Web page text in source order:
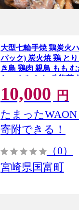
大型七輪手焼 鶏炭火
パック) 炭火焼 鶏 と
き鳥 鶏肉 親鳥 もも
おつまみ おかず 惣菜
食 キャンプ 小分け パ
便利 手軽 時短 レンジ
10,000 円
たまった
寄附できる！
（0）
宮崎県国富町